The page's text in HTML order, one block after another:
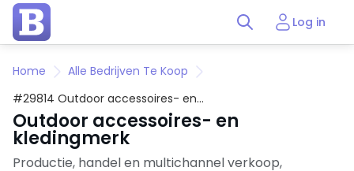
Log in
Home
Alle Bedrijven Te Koop
#29814 Outdoor accessoires- en
kledingmerk
Outdoor accessoires- en
kledingmerk
Productie, handel en multichannel verkoop,